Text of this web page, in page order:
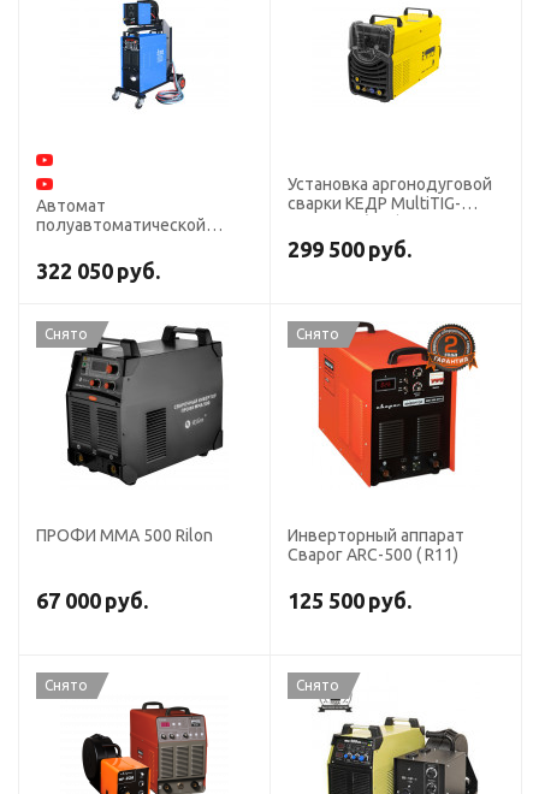
Автомат
полуавтоматической
алюминия TSS PULSE PMIG-
500
322 050 руб.
Установка аргонодуговой
сварки КЕДР MultiTIG-
500А)
299 500 руб.
Снято
ПРОФИ MMA 500 Rilon
67 000 руб.
Снято
Инверторный аппарат
Сварог ARC-500 ( R11)
125 500 руб.
Снято Снято